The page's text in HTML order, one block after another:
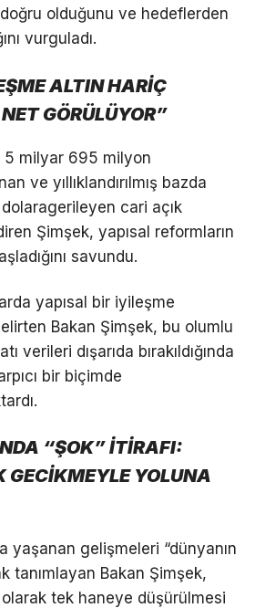
olduğunu ve hedeflerden
vurguladı.
ALTIN HARİÇ
GÖRÜLÜYOR”
5 milyar 695 milyon
ve yıllıklandırılmış bazda
cari açık
Şimşek, yapısal reformların
savundu.
yapısal bir iyileşme
Bakan Şimşek, bu olumlu
verileri dışarıda bırakıldığında
bir biçimde
“ŞOK” İTİRAFI:
GECİKMEYLE YOLUNA
yaşanan gelişmeleri “dünyanın
tanımlayan Bakan Şimşek,
olarak tek haneye düşürülmesi